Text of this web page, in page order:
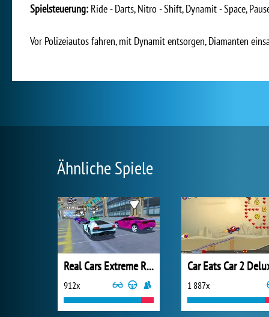
Spielsteuerung: Ride - Darts, Nitro - Shift, Dynamit - Space,
Vor Polizeiautos fahren, mit Dynamit entsorgen, Diamanten
Ähnliche Spiele
Real Cars Extreme Racing
912x
Car Eats Car 2
1 887x